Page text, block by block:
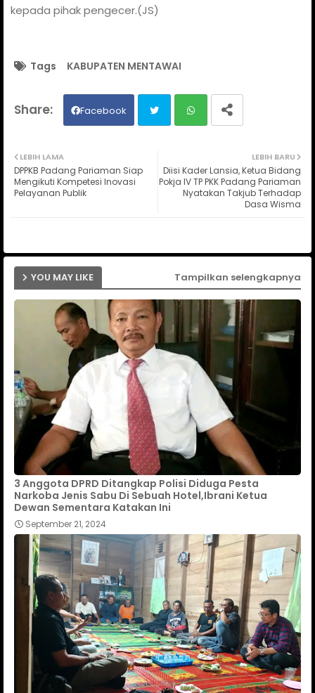
kepada pihak pengecer.(JS)
Tags KABUPATEN MENTAWAI
Facebook
ats
LEBIH BARU
Diisi Kader Lansia, Ketua Bidang
Pokja IV TP PKK Padang Pariaman
Nyatakan Takjub Terhadap
Dasa Wisma
LEBIH LAMA
DPPKB Padang Pariaman Siap
Mengikuti Kompetesi Inovasi
Pelayanan Publik
YOU MAY LIKE Tampilkan selengkapnya
3 Anggota DPRD Ditangkap Polisi Diduga Pesta
Narkoba Jenis Sabu Di Sebuah Hotel,Ibrani Ketua
Dewan Sementara Katakan Ini
September 21, 2024